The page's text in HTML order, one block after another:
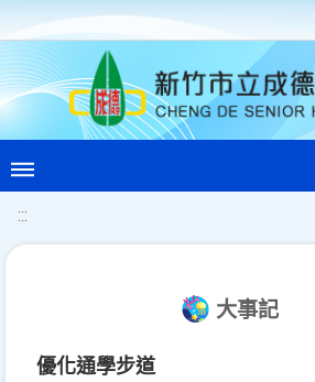
:::
大事記
優化通學步道